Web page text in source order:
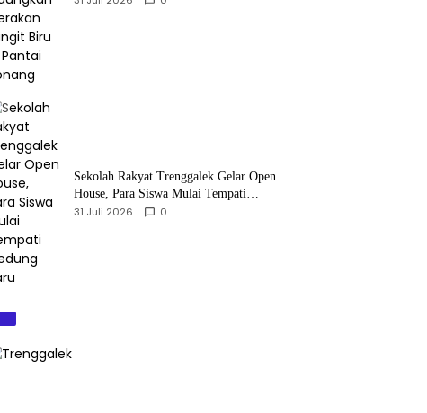
Sekolah Rakyat Trenggalek Gelar Open
House, Para Siswa Mulai Tempati
Gedung Baru
31 Juli 2026 0